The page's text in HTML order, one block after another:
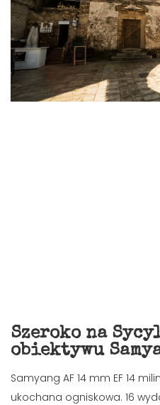
Szeroko na
obiektywu
Samyang AF 14 mm EF 14
ukochana ogniskowa. 16